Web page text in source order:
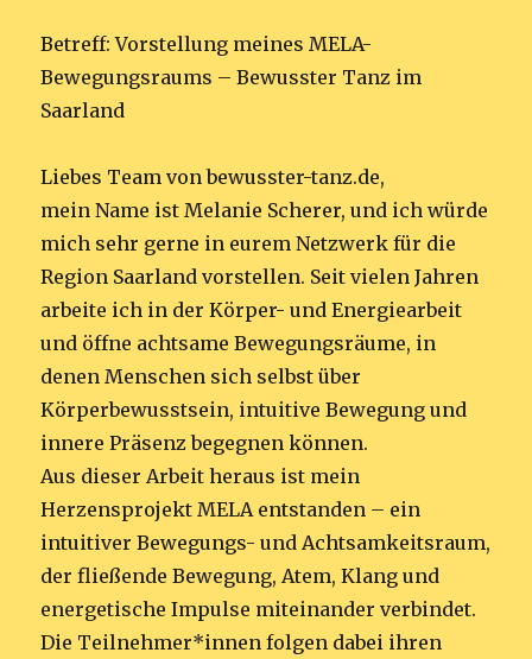
Betreff: Vorstellung meines MELA-
Bewegungsraums – Bewusster Tanz im
Saarland
Liebes Team von bewusster-tanz.de,
mein Name ist Melanie Scherer, und ich würde
mich sehr gerne in eurem Netzwerk für die
Region Saarland vorstellen. Seit vielen Jahren
arbeite ich in der Körper- und Energiearbeit
und öffne achtsame Bewegungsräume, in
denen Menschen sich selbst über
Körperbewusstsein, intuitive Bewegung und
innere Präsenz begegnen können.
Aus dieser Arbeit heraus ist mein
Herzensprojekt MELA entstanden – ein
intuitiver Bewegungs- und Achtsamkeitsraum,
der fließende Bewegung, Atem, Klang und
energetische Impulse miteinander verbindet.
Die Teilnehmer*innen folgen dabei ihren